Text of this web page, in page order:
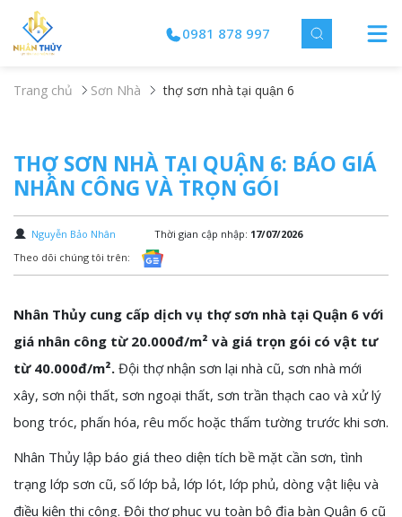
0981 878 997
Trang chủ Sơn Nhà thợ sơn nhà tại quận 6
THỢ SƠN NHÀ TẠI QUẬN 6: BÁO GIÁ
NHÂN CÔNG VÀ TRỌN GÓI
Nguyễn Bảo Nhân Thời gian cập nhập: 17/07/2026
Theo dõi chúng tôi trên:
Nhân Thủy cung cấp dịch vụ thợ sơn nhà tại Quận 6 với
giá nhân công từ 20.000đ/m² và giá trọn gói có vật tư
từ 40.000đ/m². Đội thợ nhận sơn lại nhà cũ, sơn nhà mới
xây, sơn nội thất, sơn ngoại thất, sơn trần thạch cao và xử lý
bong tróc, phấn hóa, rêu mốc hoặc thấm tường trước khi sơn.
Nhân Thủy lập báo giá theo diện tích bề mặt cần sơn, tình
trạng lớp sơn cũ, số lớp bả, lớp lót, lớp phủ, dòng vật liệu và
điều kiện thi công. Đội thợ phục vụ toàn bộ địa bàn Quận 6 cũ